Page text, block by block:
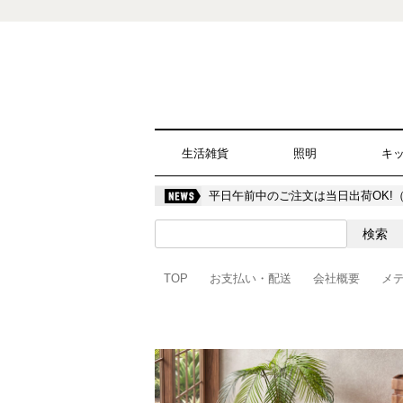
生活雑貨 照明 キ
平日午前中のご注文は当日出荷OK!
TOP お支払い・配送 会社概要 メ